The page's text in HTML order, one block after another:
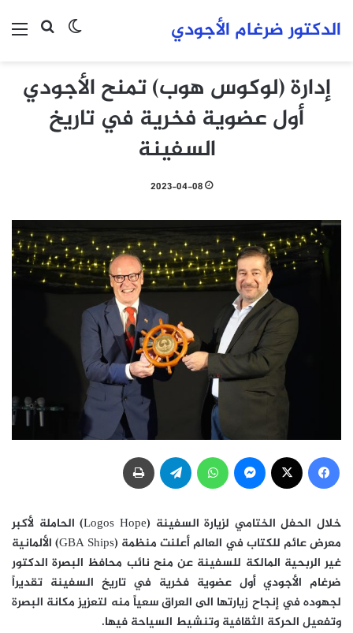
بحثالوضع الدكتور ضرغام الأجودي
إدارة (لوكوس هوب) تمنح الأجودي
أول عضوية فخرية في تاريخ
السفينة
2023-04-08
فيسبوك ماسنجر واتساب تيلقرام
خلال الحفل الختامي لزيارة السفينة (Logos Hope) الحاملة لأكبر
معرض عائم للكتاب في العالم أعلنت منظمة (GBA Ships) الألمانية
غير الربحية المالكة للسفينة عن منح نائب محافظ البصرة الدكتور
ضرغام الأجودي أول عضوية فخرية في تاريخ السفينة تقديراً
لجهوده في إنجاح زيارتها الى العراق سعياً منه لتعزيز مكانة البصرة
وتفعيل الحركة الثقافية وتنشيط السياحة فيها.